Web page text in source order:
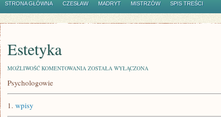
STRONA GŁÓWNA CZESŁAW MADRYT MISTRZÓW SPIS TREŚCI
Estetyka
MOŻLIWOŚĆ KOMENTOWANIA ESTETYKA
ZOSTAŁA WYŁĄCZONA
Psychologowie
1. wpisy